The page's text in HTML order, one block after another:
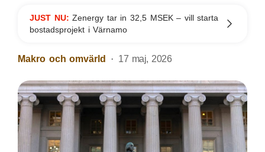
JUST NU:Zenergy tar in 32,5 MSEK – vill starta
bostadsprojekt i Värnamo
Makro och omvärld 17 maj, 2026